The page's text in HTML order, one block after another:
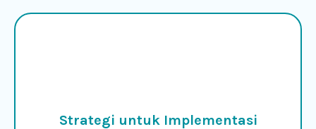
Strategi untuk Implementasi